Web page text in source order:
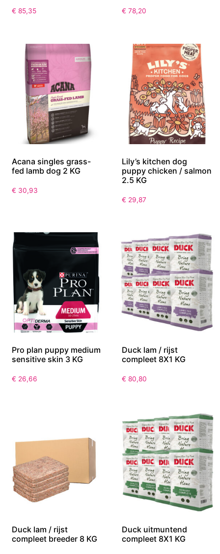
€ 85,35 € 78,20
Acana singles grass-
fed lamb dog 2 KG
€ 30,93
Lily’s kitchen dog
puppy chicken / salmon
2.5 KG
€ 29,87
Pro plan puppy medium
sensitive skin 3 KG
€ 26,66
Duck lam / rijst
compleet 8X1 KG
€ 80,80
Duck lam / rijst
compleet breeder 8 KG
Duck uitmuntend
compleet 8X1 KG